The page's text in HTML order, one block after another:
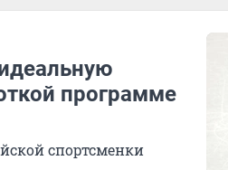
программе
спортсменки